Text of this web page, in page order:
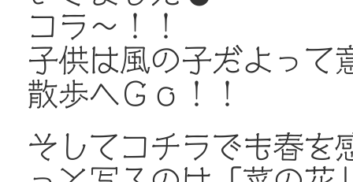
コラ～！！
子供は風の子だよって
散歩へＧｏ！！
そしてコチラでも春を